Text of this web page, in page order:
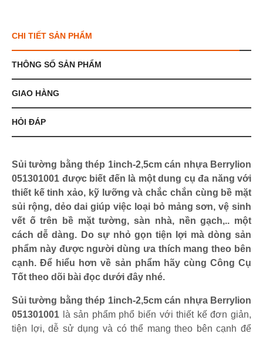
CHI TIẾT SẢN PHẨM
THÔNG SỐ SẢN PHẨM
GIAO HÀNG
HỎI ĐÁP
Sủi tường bằng thép 1inch-2,5cm cán nhựa Berrylion
051301001 được biết đến là một dung cụ đa năng với
thiết kế tinh xảo, kỹ lưỡng và chắc chắn cùng bề mặt
sủi rộng, dẻo dai giúp việc loại bỏ mảng sơn, vệ sinh
vết ố trên bề mặt tường, sàn nhà, nền gạch,.. một
cách dễ dàng. Do sự nhỏ gọn tiện lợi mà dòng sản
phẩm này được người dùng ưa thích mang theo bên
cạnh. Để hiểu hơn về sản phẩm hãy cùng Công Cụ
Tốt theo dõi bài đọc dưới đây nhé.
Sủi tường bằng thép 1inch-2,5cm cán nhựa Berrylion
051301001 là sản phẩm phổ biến với thiết kế đơn giản,
tiện lợi, dễ sử dụng và có thể mang theo bên cạnh để